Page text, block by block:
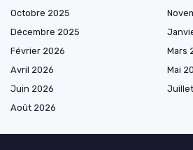
Octobre 2025
Décembre 2025
Février 2026
Mars
Avril 2026
Mai
Juin 2026
Août 2026